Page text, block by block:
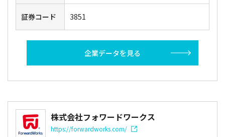
証券コード 3851
企業データを見る
株式会社フォワードワークス
https://forwardworks.com/